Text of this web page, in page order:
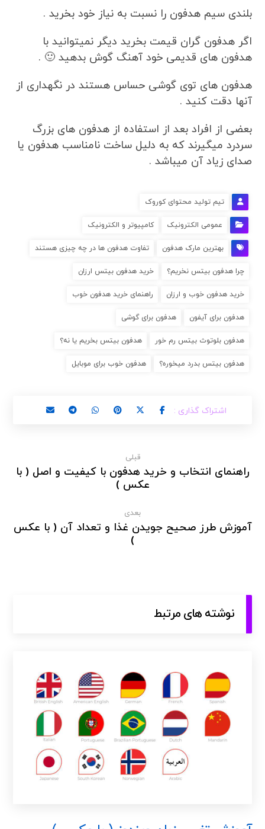
بلندی سیم هدفون را نسبت به نیاز خود بخرید .
اگر هدفون گران قیمت بخرید دیگر نمیتوانید با
هدفون های قدیمی خود آهنگ گوش بدهید 🙂 .
هدفون های توی گوشی حساس هستند در نگهداری از
آنها دقت کنید .
بعضی از افراد بعد از استفاده از هدفون های بزرگ
سردرد میگیرند که به دلیل ساخت نامناسب هدفون یا
صدای زیاد آن میباشد .
تیم تولید محتوای کوروک
عمومی الکترونیک کامپیوتر و الکترونیک
بهترین مارک هدفون تفاوت هدفون ها در چه چیزی هستند
چرا هدفون بیتس نخریم؟ خرید هدفون بیتس ارزان
خرید هدفون خوب و ارزان راهنمای خرید هدفون خوب
هدفون برای آیفون هدفون برای گوشی
هدفون بلوتوث بیتس رم خور هدفون بیتس بخریم یا نه؟
هدفون بیتس بدرد میخوره؟ هدفون خوب برای موبایل
قبلی
راهنمای انتخاب و خرید هدفون با کیفیت و اصل ( با
عکس )
بعدی
آموزش طرز صحیح جویدن غذا و تعداد آن ( با عکس
)
نوشته های مرتبط